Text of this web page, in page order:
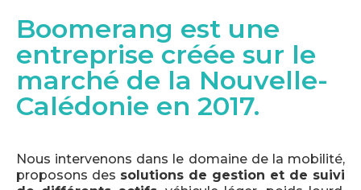
Boomerang est une
entreprise créée sur le
marché de la Nouvelle-
Calédonie en 2017.
Nous intervenons dans le domaine de la mobilité,
proposons des solutions de gestion et de suivi